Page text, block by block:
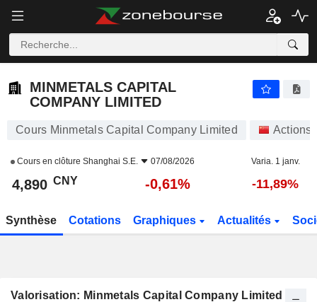
MINMETALS CAPITAL
COMPANY LIMITED
Cours Minmetals Capital Company Limited Actions
Cours en clôture Shanghai S.E. 07/08/2026 Varia. 1 janv.
4,890 CNY -0,61% -11,89%
Synthèse Cotations Graphiques Actualités
Valorisation: Minmetals Capital Company Limited